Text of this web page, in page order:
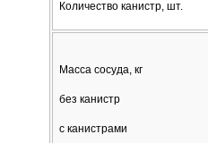
Количество канистр, шт.
Масса сосуда, кг
без канистр
с канистрами